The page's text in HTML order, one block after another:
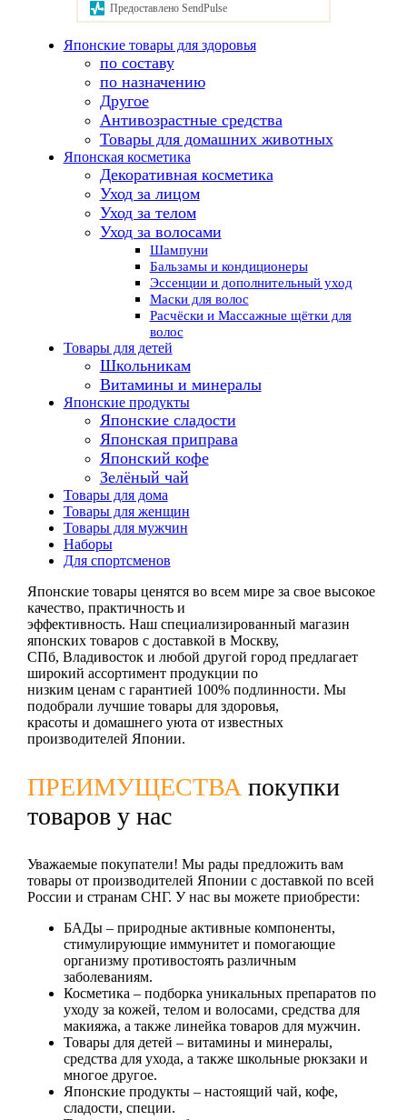
Предоставлено SendPulse
Японские товары для здоровья
по составу
по назначению
Другое
Антивозрастные средства
Товары для домашних животных
Японская косметика
Декоративная косметика
Уход за лицом
Уход за телом
Уход за волосами
Шампуни
Бальзамы и кондиционеры
Эссенции и дополнительный уход
Маски для волос
Расчёски и Массажные щётки для
волос
Товары для детей
Школьникам
Витамины и минералы
Японские продукты
Японские сладости
Японская приправа
Японский кофе
Зелёный чай
Товары для дома
Товары для женщин
Товары для мужчин
Наборы
Для спортсменов
Японские товары ценятся во всем мире за свое высокое
качество, практичность и
эффективность. Наш специализированный магазин
японских товаров с доставкой в Москву,
СПб, Владивосток и любой другой город предлагает
широкий ассортимент продукции по
низким ценам с гарантией 100% подлинности. Мы
подобрали лучшие товары для здоровья,
красоты и домашнего уюта от известных
производителей Японии.
ПРЕИМУЩЕСТВА покупки
товаров у нас
Уважаемые покупатели! Мы рады предложить вам
товары от производителей Японии с доставкой по всей
России и странам СНГ. У нас вы можете приобрести:
БАДы– природные активные компоненты,
стимулирующие иммунитет и помогающие
организму противостоять различным
заболеваниям.
Косметика – подборка уникальных препаратов по
уходу за кожей, телом и волосами, средства для
макияжа, а также линейка товаров для мужчин.
Товары для детей – витамины и минералы,
средства для ухода, а также школьные рюкзаки и
многое другое.
Японские продукты– настоящий чай, кофе,
сладости, специи.